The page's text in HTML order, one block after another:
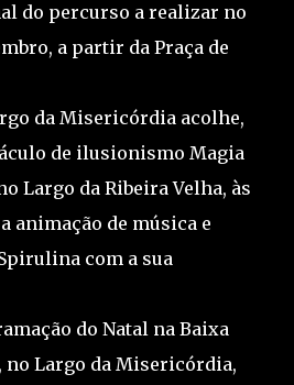
do percurso a realizar no
a partir da Praça de
da Misericórdia acolhe,
de ilusionismo Magia
Largo da Ribeira Velha, às
animação de música e
com a sua
do Natal na Baixa
no Largo da Misericórdia,